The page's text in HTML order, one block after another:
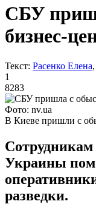
СБУ
бизнес-
Текст: Расенко Елена
1
8283
Фото: nv.ua
В Киеве пришли с
Украины
разведки.